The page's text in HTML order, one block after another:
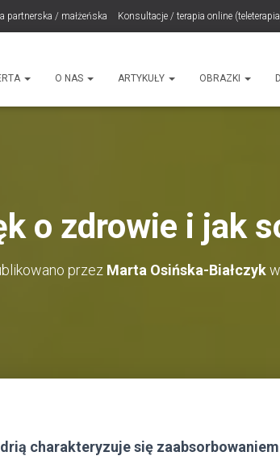
partnerska / małżeńska Konsultacje / terapia online
O NAS ARTYKUŁY OBRAZKI
o zdrowie i jak
przez Marta Osińska-Białczykw
charakteryzuje się zaabsorbowaniem